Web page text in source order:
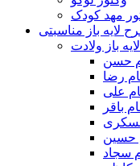
مهد کودک
لایه باز مناسبتی
باز ولادت
حسن
رضا
علی
باقر
حسین
سجاد